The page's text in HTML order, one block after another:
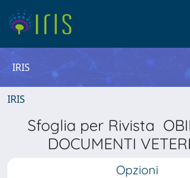
IRIS
IRIS
Sfoglia per Rivista
DOCUMENTI
Opzioni